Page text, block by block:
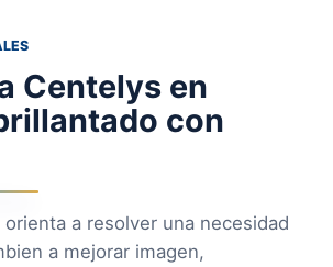
Centelys en
con
a resolver una necesidad
a mejorar imagen,